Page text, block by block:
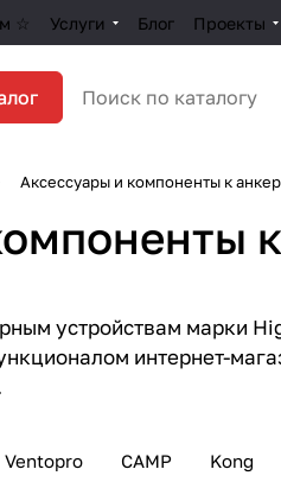
☆ Услуги Блог Проекты
Аксессуары и компоненты к
устройствам марки
интернет-
Ventopro CAMP Kong